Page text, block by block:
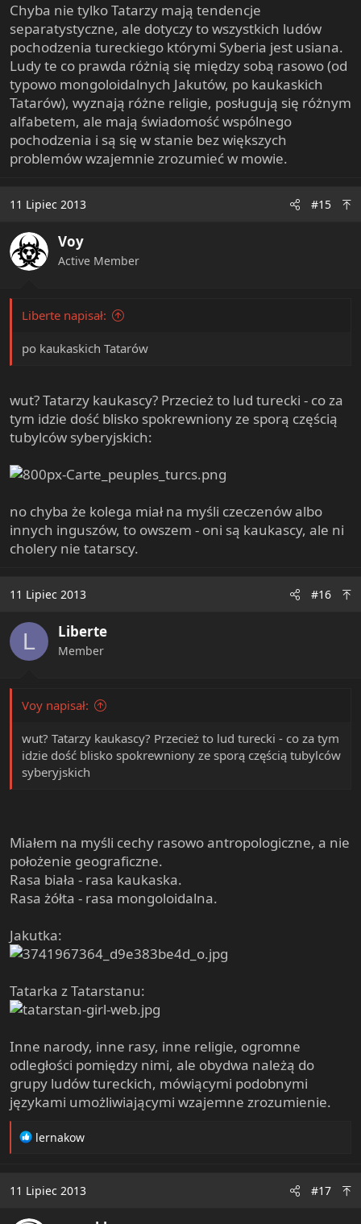
Chyba nie tylko Tatarzy mają tendencje
separatystyczne, ale dotyczy to wszystkich ludów
pochodzenia tureckiego którymi Syberia jest usiana.
Ludy te co prawda różnią się między sobą rasowo (od
typowo mongoloidalnych Jakutów, po kaukaskich
Tatarów), wyznają różne religie, posługują się różnym
alfabetem, ale mają świadomość wspólnego
pochodzenia i są się w stanie bez większych
problemów wzajemnie zrozumieć w mowie.
11 Lipiec 2013 #15
Voy
Active Member
Liberte napisał:
po kaukaskich Tatarów
wut? Tatarzy kaukascy? Przecież to lud turecki - co za
tym idzie dość blisko spokrewniony ze sporą częścią
tubylców syberyjskich:
no chyba że kolega miał na myśli czeczenów albo
innych inguszów, to owszem - oni są kaukascy, ale ni
cholery nie tatarscy.
11 Lipiec 2013 #16
L Liberte
Member
Voy napisał:
wut? Tatarzy kaukascy? Przecież to lud turecki - co za tym
idzie dość blisko spokrewniony ze sporą częścią tubylców
syberyjskich
Miałem na myśli cechy rasowo antropologiczne, a nie
położenie geograficzne.
Rasa biała - rasa kaukaska.
Rasa żółta - rasa mongoloidalna.
Jakutka:
Tatarka z Tatarstanu:
Inne narody, inne rasy, inne religie, ogromne
odległości pomiędzy nimi, ale obydwa należą do
grupy ludów tureckich, mówiącymi podobnymi
językami umożliwiającymi wzajemne zrozumienie.
R
t
lernakow
11 Lipiec 2013 #17